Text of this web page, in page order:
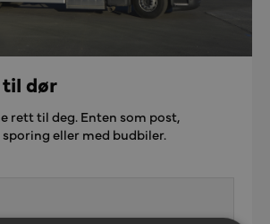
til dør
rett til deg. Enten som post,
eller med budbiler.